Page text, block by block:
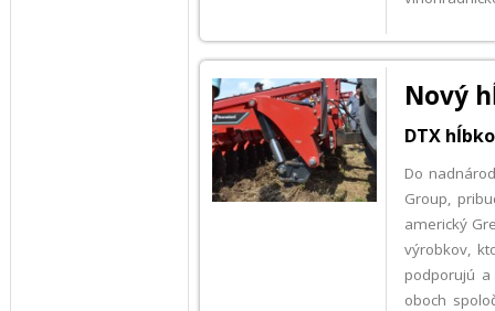
Nový
DTX
Do
Group,
americký
výrobkov,
podporujú
oboch